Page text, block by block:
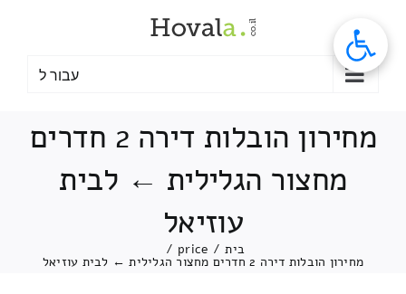
עבור ל
מחירון הובלות דירה 2 חדרים
מחצור הגלילית ← לבית
עוזיאל
בית /
price
/
מחירון הובלות דירה 2 חדרים מחצור הגלילית ← לבית עוזיאל